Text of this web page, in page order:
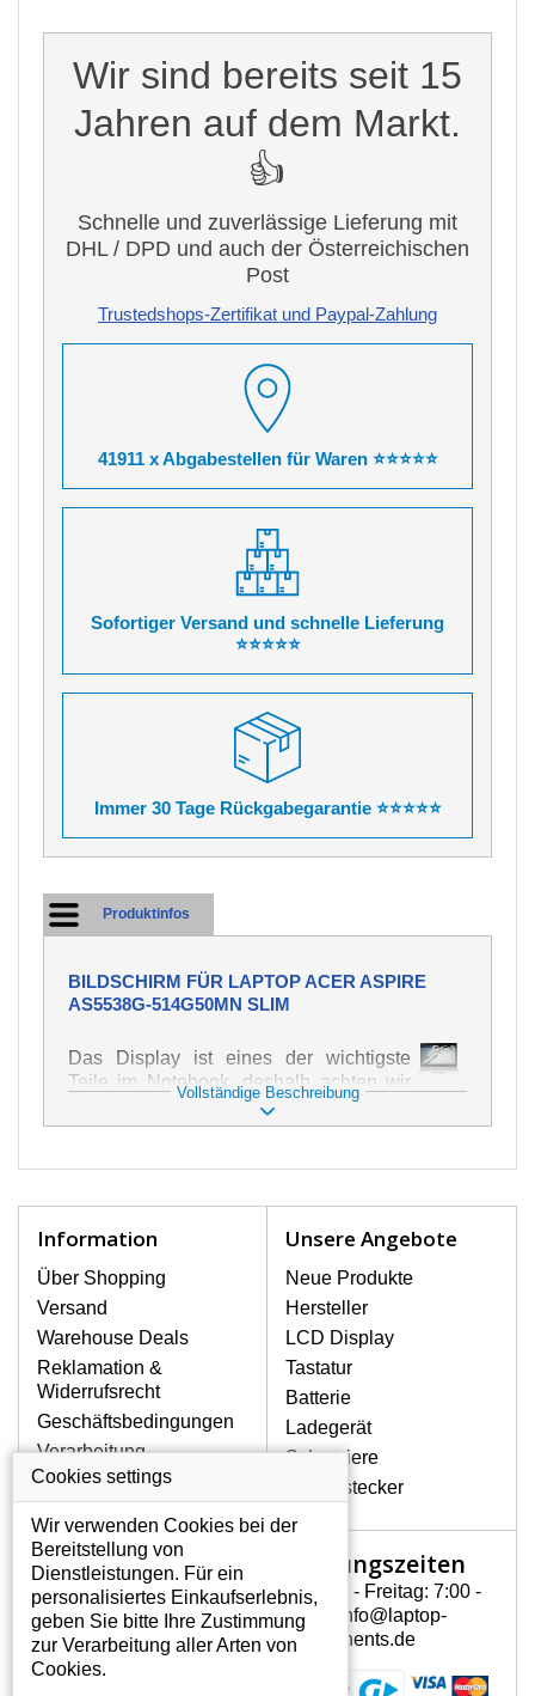
Wir sind bereits seit 15
Jahren auf dem Markt.
👍
Schnelle und zuverlässige Lieferung mit
DHL / DPD und auch der Österreichischen
Post
Trustedshops-Zertifikat und Paypal-Zahlung
41911 x Abgabestellen für Waren ⭐⭐⭐⭐⭐
Sofortiger Versand und schnelle Lieferung
⭐⭐⭐⭐⭐
Immer 30 Tage Rückgabegarantie ⭐⭐⭐⭐⭐
Produktinfos
BILDSCHIRM FÜR LAPTOP ACER ASPIRE
AS5538G-514G50MN SLIM
Das Display ist eines der wichtigste
Teile im Notebook, deshalb achten wir
auf höchste Qualität dieses Ersatzteils.
Er dient zur Darstellung von Texten und
schnell, deshalb ist es wichtig, mit dem
Zu den häufigsten Beschädigungen
gehören mechanische Schäden, z. B.
ein geborstenes Display oder Risse.
Ferner senkrechte Streifen, das Display
leuchtet nicht, blinkt unregelmäßig oder
ist ungleichmäßig hell.
LCD DISPLAYS ACER ASPIRE
AS5538G-514G50MN SLIM
VON HÖCHSTER QUALITÄT!
Originaldisplays, die die hohe
Qualitätsklasse A+ erfüllen, also
ohne mangelhafte Pixel, und
zwar über die gesamte
Garantiezeit.
WIE KÖNNEN SIE FESTSTELLEN,
Vollständige Beschreibung
Information
Über Shopping
Versand
Warehouse Deals
Reklamation &
Widerrufsrecht
Geschäftsbedingungen
Verarbeitung
personenbezogener
Daten
Über uns - Impressum
Unsere Angebote
Neue Produkte
Hersteller
LCD Display
Tastatur
Batterie
Ladegerät
Scharniere
Gerätestecker
Mein Konto
Mein Konto
Persönliche Daten
Addressen
Öffnungszeiten
Montag - Freitag: 7:00 -
15:30 info@laptop-
components.de
Cookies settings
Wir verwenden Cookies bei der
Bereitstellung von
Dienstleistungen. Für ein
personalisiertes Einkaufserlebnis,
geben Sie bitte Ihre Zustimmung
zur Verarbeitung aller Arten von
Cookies.